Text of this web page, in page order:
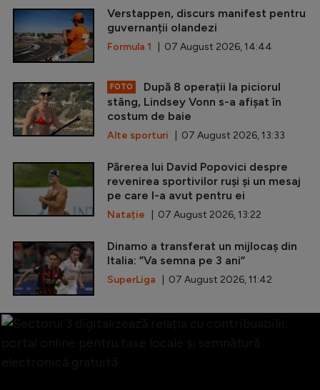
Verstappen, discurs manifest pentru
guvernanții olandezi
Formula 1 | 07 August 2026, 14:44
FOTO
După 8 operații la piciorul
stâng, Lindsey Vonn s-a afișat în
costum de baie
Alte sporturi | 07 August 2026, 13:33
Părerea lui David Popovici despre
revenirea sportivilor ruși și un mesaj
pe care l-a avut pentru ei
Natație | 07 August 2026, 13:22
Dinamo a transferat un mijlocaș din
Italia: ”Va semna pe 3 ani”
SuperLiga | 07 August 2026, 11:42